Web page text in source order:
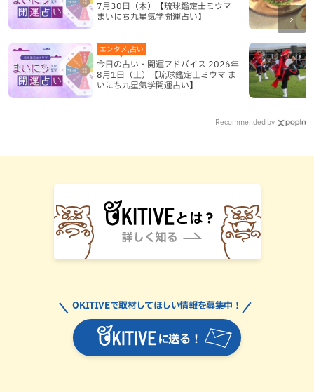
7月30日（木）【琉球鑑定士ミウマ
まいにち九星気学開運占い】
今日の占い・開運アドバイス 2026年
8月1日（土）【琉球鑑定士ミウマ ま
いにち九星気学開運占い】
エンタメ,占い
Recommended by
に送る！
OKITIVEで取材してほしい情報を募集中！